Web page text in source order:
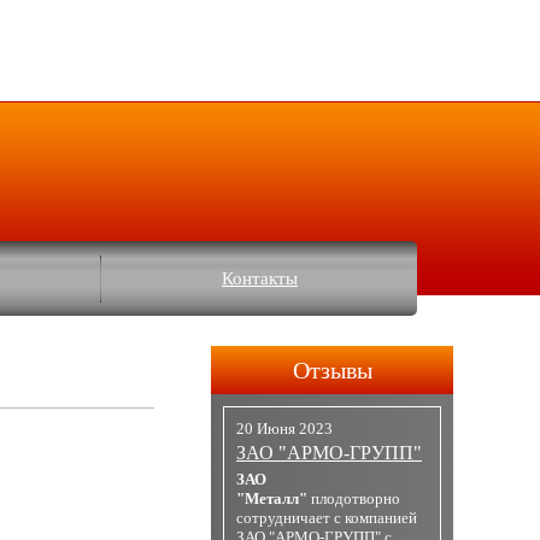
Контакты
Отзывы
20 Июня 2023
ЗАО "АРМО-ГРУПП"
ЗАО
"Металл" плодотворно
сотрудничает с компанией